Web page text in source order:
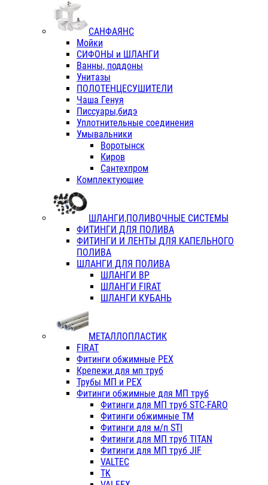
САНФАЯНС
Мойки
СИФОНЫ и ШЛАНГИ
Ванны, поддоны
Унитазы
ПОЛОТЕНЦЕСУШИТЕЛИ
Чаша Генуя
Писсуары,бидэ
Уплотнительные соединения
Умывальники
Воротынск
Киров
Сантехпром
Комплектующие
ШЛАНГИ,ПОЛИВОЧНЫЕ СИСТЕМЫ
ФИТИНГИ ДЛЯ ПОЛИВА
ФИТИНГИ И ЛЕНТЫ ДЛЯ КАПЕЛЬНОГО
ПОЛИВА
ШЛАНГИ ДЛЯ ПОЛИВА
ШЛАНГИ ВР
ШЛАНГИ FIRAT
ШЛАНГИ КУБАНЬ
МЕТАЛЛОПЛАСТИК
FIRAT
Фитинги обжимные PEX
Крепежи для мп труб
Трубы МП и PEX
Фитинги обжимные для МП труб
Фитинги для МП труб STC-FARO
Фитинги обжимные ТМ
Фитинги для м/п STI
Фитинги для МП труб TITAN
Фитинги для МП труб JIF
VALTEC
TK